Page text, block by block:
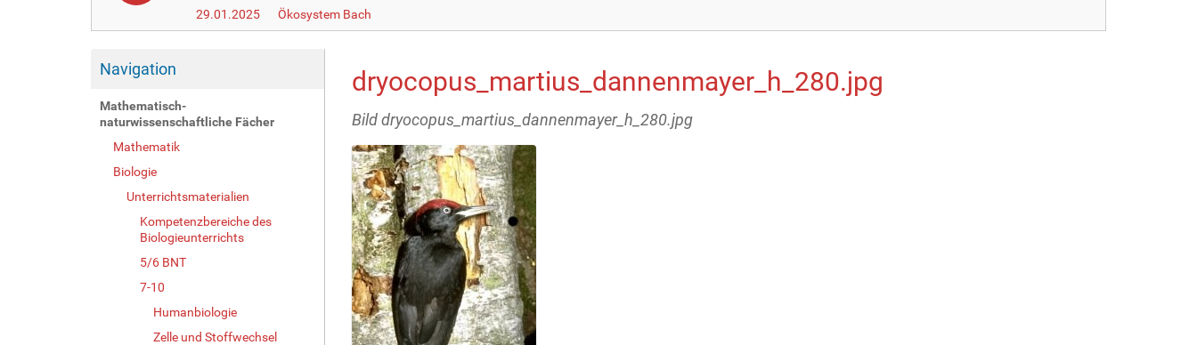
29.01.2025
Ökosystem Bach
Navigation
Mathematisch-
naturwissenschaftliche Fächer
Mathematik
Biologie
Unterrichtsmaterialien
Kompetenzbereiche des
Biologieunterrichts
5/6 BNT
7-10
Humanbiologie
Zelle und Stoffwechsel
dryocopus_martius_dannenmayer_h_280.jpg
Bild dryocopus_martius_dannenmayer_h_280.jpg